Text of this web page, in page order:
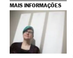
MAIS INFORMAÇÕES